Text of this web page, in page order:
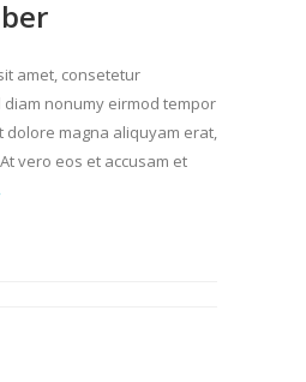
amet, consetetur
diam nonumy eirmod tempor
dolore magna aliquyam erat,
vero eos et accusam et